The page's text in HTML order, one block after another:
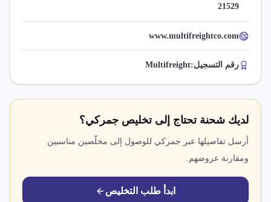
21529
www.multifreightco.com
رقم التسجيل:Multifreight
لديك شحنة تحتاج إلى تخليص جمركي؟
أرسل تفاصيلها عبر جمركي للوصول إلى مخلّصين مناسبين
ومقارنة عروضهم.
ابدأ طلب التخليص